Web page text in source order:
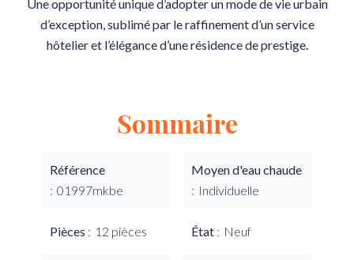
Une opportunité unique d’adopter un mode de vie urbain
d’exception, sublimé par le raffinement d’un service
hôtelier et l’élégance d’une résidence de prestige.
Sommaire
Référence
01997mkbe
Pièces 12 pièces
Moyen d'eau chaude
Individuelle
État Neuf